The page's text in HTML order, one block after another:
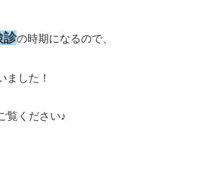
診の時期になるので、
ました！
覧ください♪